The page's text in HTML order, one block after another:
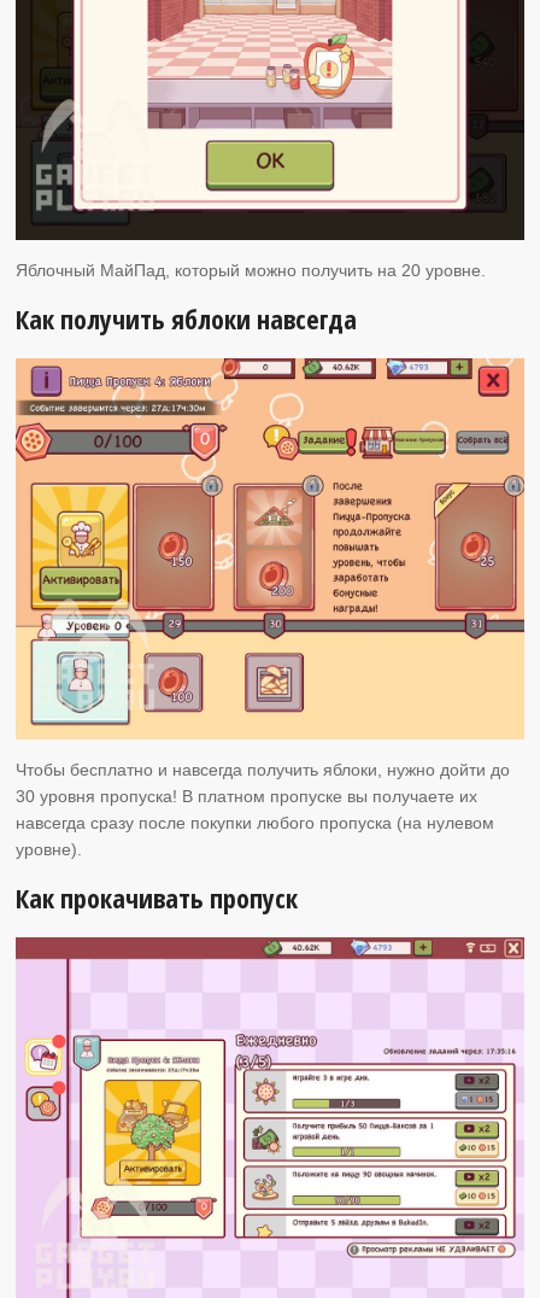
Яблочный МайПад, который можно получить на 20 уровне.
Как получить яблоки навсегда
Чтобы бесплатно и навсегда получить яблоки, нужно дойти до
30 уровня пропуска! В платном пропуске вы получаете их
навсегда сразу после покупки любого пропуска (на нулевом
уровне).
Как прокачивать пропуск